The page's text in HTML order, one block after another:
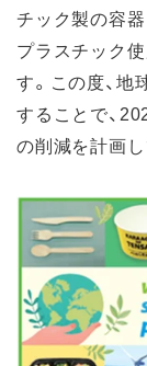
チック製の容器
プラスチック
す。この度、
することで、
の削減を計画し